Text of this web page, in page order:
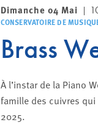
Dimanche 04 Mai
CONSERVATOIRE DE
Brass
À l’instar de la Piano
famille des cuivres qui
2025.